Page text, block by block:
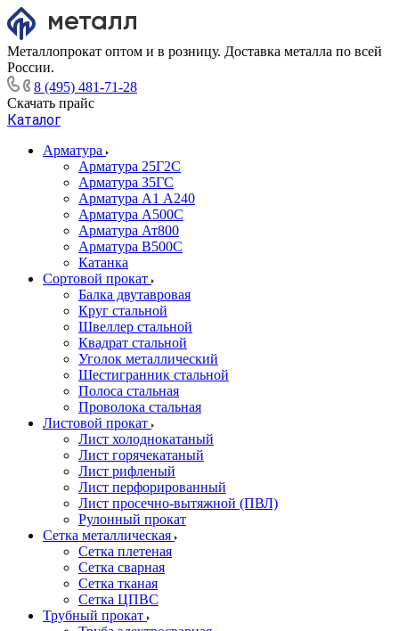
Металлопрокат оптом и в розницу. Доставка металла по всей
России.
8 (495) 481-71-28
Скачать прайс
Каталог
Арматура
Арматура 25Г2С
Арматура 35ГС
Арматура А1 А240
Арматура А500С
Арматура Ат800
Арматура В500С
Катанка
Сортовой прокат
Балка двутавровая
Круг стальной
Швеллер стальной
Квадрат стальной
Уголок металлический
Шестигранник стальной
Полоса стальная
Проволока стальная
Листовой прокат
Лист холоднокатаный
Лист горячекатаный
Лист рифленый
Лист перфорированный
Лист просечно-вытяжной (ПВЛ)
Рулонный прокат
Сетка металлическая
Сетка плетеная
Сетка сварная
Сетка тканая
Сетка ЦПВС
Трубный прокат